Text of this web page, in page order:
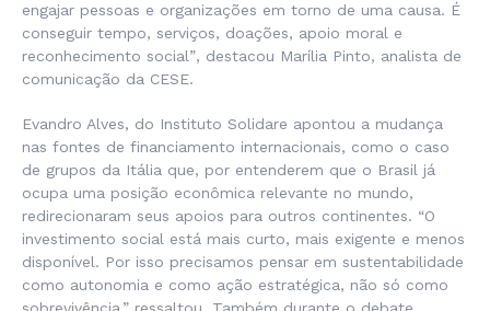
engajar pessoas e organizações em torno de uma causa. É
conseguir tempo, serviços, doações, apoio moral e
reconhecimento social”, destacou Marília Pinto, analista de
comunicação da CESE.
Evandro Alves, do Instituto Solidare apontou a mudança
nas fontes de financiamento internacionais, como o caso
de grupos da Itália que, por entenderem que o Brasil já
ocupa uma posição econômica relevante no mundo,
redirecionaram seus apoios para outros continentes. “O
investimento social está mais curto, mais exigente e menos
disponível. Por isso precisamos pensar em sustentabilidade
como autonomia e como ação estratégica, não só como